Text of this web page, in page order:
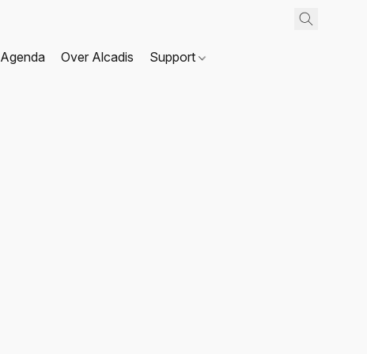
Agenda Over Alcadis Support